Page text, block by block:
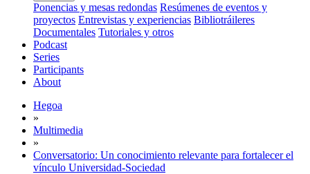
Ponencias y mesas redondas Resúmenes de eventos y
proyectos Entrevistas y experiencias Bibliotráileres
Documentales Tutoriales y otros
Podcast
Series
Participants
About
Hegoa
»
Multimedia
»
Conversatorio: Un conocimiento relevante para fortalecer el
vínculo Universidad-Sociedad